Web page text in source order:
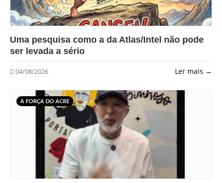
?>
Uma pesquisa como a da Atlas/Intel não pode
ser levada a sério
04/08/2026 Ler mais →
A FORÇA DO ACRE